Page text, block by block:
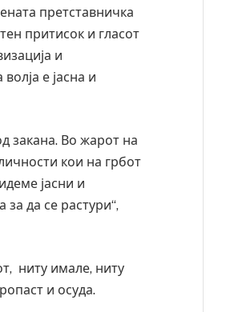
претставничка
притисок и гласот
и
е јасна и
закана. Во жарот на
кои на грбот
јасни и
да се растури“,
ниту имале, ниту
и осуда.
од повредите во ресторан
– експлозивот бил
во
AUGUST